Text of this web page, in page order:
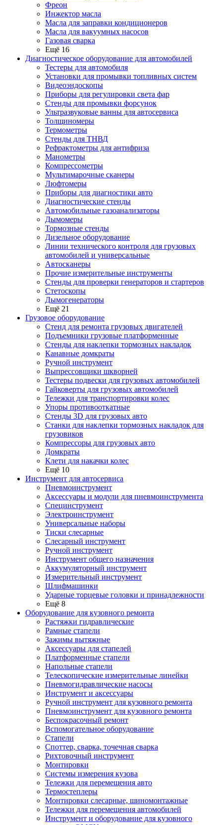
Фреон
Инжектор масла
Масла для заправки кондиционеров
Масла для вакуумных насосов
Газовая сварка
Ещё 16
Диагностическое оборудование для автомобилей
Тестеры для автомобиля
Установки для промывки топливных систем
Видеоэндоскопы
Приборы для регулировки света фар
Стенды для промывки форсунок
Ультразвуковые ванны для автосервиса
Толщиномеры
Термометры
Стенды для ТНВД
Рефрактометры для антифриза
Манометры
Компрессометры
Мультимарочные сканеры
Люфтомеры
Приборы для диагностики авто
Диагностические стенды
Автомобильные газоанализаторы
Дымомеры
Тормозные стенды
Дизельное оборудование
Линии технического контроля для грузовых
автомобилей и универсальные
Автосканеры
Прочие измерительные инструменты
Стенды для проверки генераторов и стартеров
Стетоскопы
Дымогенераторы
Ещё 21
Грузовое оборудование
Стенд для ремонта грузовых двигателей
Подъемники грузовые платформенные
Стенды для наклепки тормозных накладок
Канавные домкраты
Ручной инструмент
Выпрессовщики шкворней
Тестеры подвески для грузовых автомобилей
Гайковерты для грузовых автомобилей
Тележки для транспортировки колес
Упоры противооткатные
Стенды 3D для грузовых авто
Станки для наклепки тормозных накладок для
грузовиков
Компрессоры для грузовых авто
Домкраты
Клети для накачки колес
Ещё 10
Инструмент для автосервиса
Пневмоинструмент
Аксессуары и модули для пневмоинструмента
Специнструмент
Электроинструмент
Универсальные наборы
Тиски слесарные
Слесарный инструмент
Ручной инструмент
Инструмент общего назначения
Аккумуляторный инструмент
Измерительный инструмент
Шлифмашинки
Ударные торцевые головки и принадлежности
Ещё 8
Оборудование для кузовного ремонта
Растяжки гидравлические
Рамные стапели
Зажимы вытяжные
Аксессуары для стапелей
Платформенные стапели
Напольные стапели
Телескопические измерительные линейки
Пневмогидравлические насосы
Инструмент и аксессуары
Ручной инструмент для кузовного ремонта
Пневмоинструмент для кузовного ремонта
Беспокрасочный ремонт
Вспомогательное оборудование
Стапели
Споттер, сварка, точечная сварка
Рихтовочный инструмент
Монтировки
Системы измерения кузова
Тележки для перемещения авто
Термостеплеры
Монтировки слесарные, шиномонтажные
Тележки для перемещения автомобилей
Инструмент и оборудование для кузовного